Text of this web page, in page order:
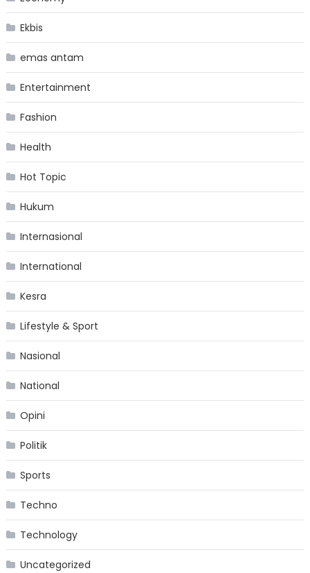
Ekbis
emas antam
Entertainment
Fashion
Health
Hot Topic
Hukum
Internasional
International
Kesra
Lifestyle & Sport
Nasional
National
Opini
Politik
Sports
Techno
Technology
Uncategorized